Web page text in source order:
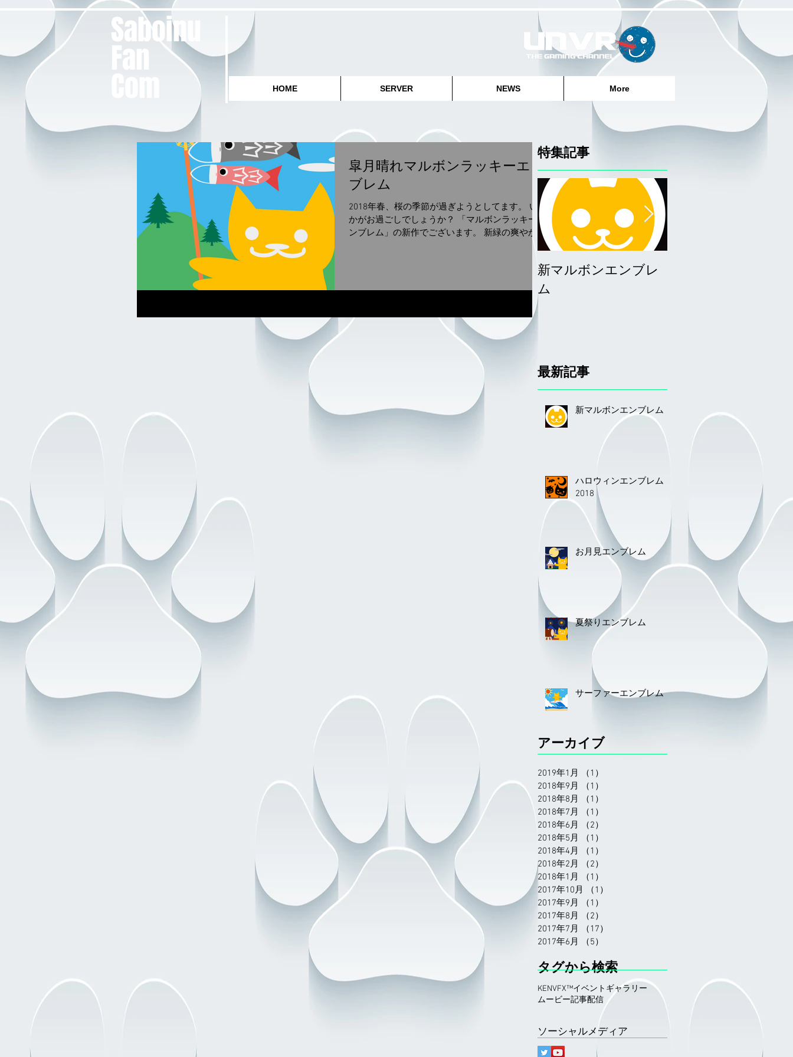
Saboinu
Fan
HOME SERVER NEWS More
皐月晴れマルボンラッキーエン
ブレム
2018年春、桜の季節が過ぎようとしてます。 い
かがお過ごしでしょうか？ 「マルボンラッキーエ
ンブレム」の新作でございます。 新緑の爽やかな
特集記事
新マルボンエンブレ
ム
最新記事
新マルボンエンブレム
ハロウィンエンブレム
2018
お月見エンブレム
夏祭りエンブレム
サーファーエンブレム
アーカイブ
2019年1月 （1）
2018年9月
（1）
2018年8月
（1）
2018年7月
（1）
2018年6月
（2）
2018年5月
（1）
2018年4月
（1）
2018年2月
（2）
2018年1月
（1）
2017年10月
（1）
2017年9月
（1）
2017年8月
（2）
2017年7月
（17）
2017年6月
（5）
タグから検索
KENVFX™イベント ギャラリー
ムービー記事配信
ソーシャルメディア